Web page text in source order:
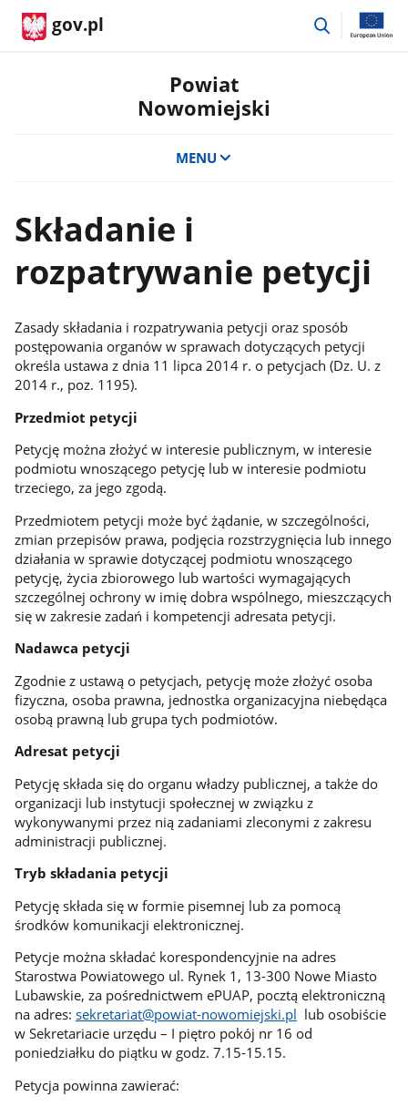
gov.pl
przejdź
Powiat
Nowomiejski
MENU
Składanie i
rozpatrywanie petycji
Zasady składania i rozpatrywania petycji oraz sposób
postępowania organów w sprawach dotyczących petycji
określa ustawa z dnia 11 lipca 2014 r. o petycjach (Dz. U. z
2014 r., poz. 1195).
Przedmiot petycji
Petycję można złożyć w interesie publicznym, w interesie
podmiotu wnoszącego petycję lub w interesie podmiotu
trzeciego, za jego zgodą.
Przedmiotem petycji może być żądanie, w szczególności,
zmian przepisów prawa, podjęcia rozstrzygnięcia lub innego
działania w sprawie dotyczącej podmiotu wnoszącego
petycję, życia zbiorowego lub wartości wymagających
szczególnej ochrony w imię dobra wspólnego, mieszczących
się w zakresie zadań i kompetencji adresata petycji.
Nadawca petycji
Zgodnie z ustawą o petycjach, petycję może złożyć osoba
fizyczna, osoba prawna, jednostka organizacyjna niebędąca
osobą prawną lub grupa tych podmiotów.
Adresat petycji
Petycję składa się do organu władzy publicznej, a także do
organizacji lub instytucji społecznej w związku z
wykonywanymi przez nią zadaniami zleconymi z zakresu
administracji publicznej.
Tryb składania petycji
Petycję składa się w formie pisemnej lub za pomocą
środków komunikacji elektronicznej.
Petycje można składać korespondencyjnie na adres
Starostwa Powiatowego ul. Rynek 1, 13-300 Nowe Miasto
Lubawskie, za pośrednictwem ePUAP, pocztą elektroniczną
na adres: sekretariat@powiat-nowomiejski.pl lub osobiście
w Sekretariacie urzędu – I piętro pokój nr 16 od
poniedziałku do piątku w godz. 7.15-15.15.
Petycja powinna zawierać: